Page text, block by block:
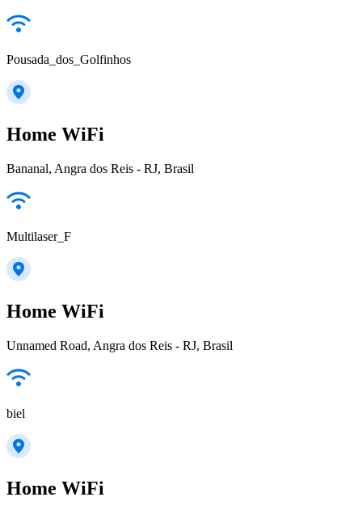
Pousada_dos_Golfinhos
Home WiFi
Bananal, Angra dos Reis - RJ, Brasil
Multilaser_F
Home WiFi
Unnamed Road, Angra dos Reis - RJ, Brasil
biel
Home WiFi